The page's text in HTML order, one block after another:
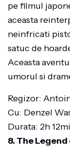
pe filmul
aceasta
neinfricati
satuc de
Aceasta
umorul si
Regizor:
Cu: Denzel
Durata: 2h
8. The